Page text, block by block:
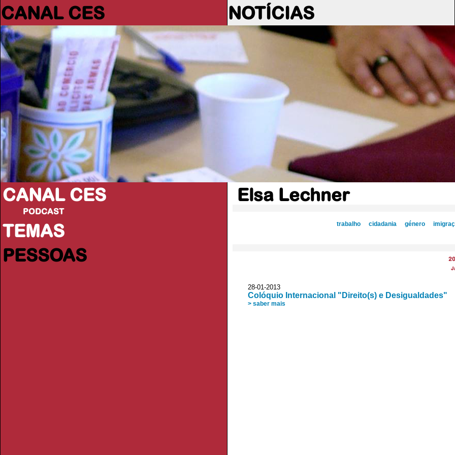
CANAL CES NOTÍCIAS
CANAL CES
PODCAST
TEMAS
PESSOAS
Elsa Lechner
trabalho cidadania género
28-01-2013
Colóquio Internacional "Direito(s) e Desigualdades"
> saber mais